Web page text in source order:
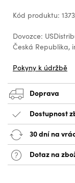
Kód produktu:
Dovozce:
Česká Republika,
Pokyny k údržbě
Doprava
Dostupnost
30 dní na
Dotaz na